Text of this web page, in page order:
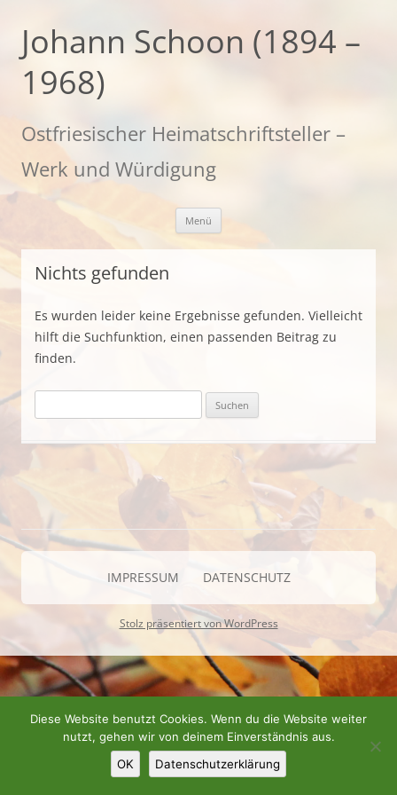
springen
Johann Schoon (1894 –
1968)
Ostfriesischer Heimatschriftsteller –
Werk und Würdigung
Menü
Nichts gefunden
Es wurden leider keine Ergebnisse gefunden. Vielleicht
hilft die Suchfunktion, einen passenden Beitrag zu
finden.
nach:
IMPRESSUM DATENSCHUTZ
Stolz präsentiert von WordPress
Diese Website benutzt Cookies. Wenn du die Website weiter
nutzt, gehen wir von deinem Einverständnis aus.
OK
Datenschutzerklärung